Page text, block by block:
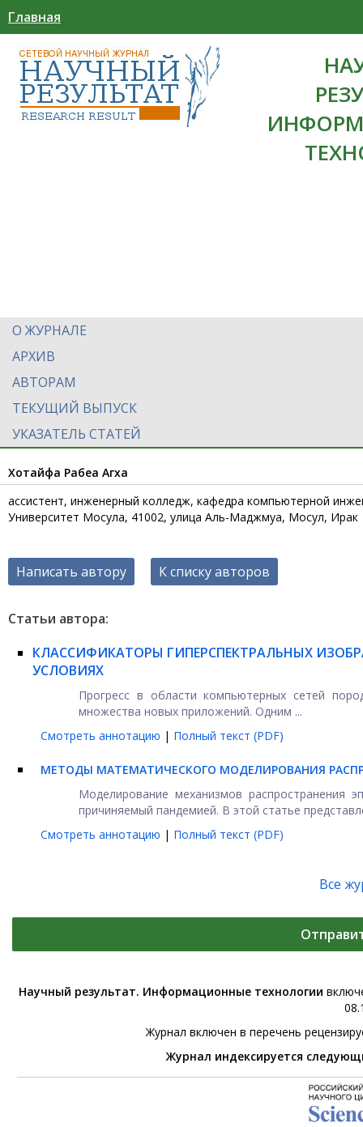
Главная
О ЖУРНАЛЕ
АРХИВ
АВТОРАМ
ТЕКУЩИЙ ВЫПУСК
УКАЗАТЕЛЬ СТАТЕЙ
Хотайфа Рабеа Агха
ассистент, инженерный колледж, кафедра компьютерной
Университет Мосула, 41002, улица Аль-Маджмуа, Мосул, Ирак
Написать автору К списку авторов
Статьи автора:
КЛАССИФИКАТОРЫ ГИПЕРСПЕКТРАЛЬНЫХ
УСЛОВИЯХ
Прогресс в области компьютерных сетей
множества новых приложений. Одним ...
Смотреть аннотацию | Полный текст (PDF)
МЕТОДЫ МАТЕМАТИЧЕСКОГО МОДЕЛИРОВАНИЯ
Моделирование механизмов распространения
причиняемый пандемией. В этой статье
Смотреть аннотацию | Полный текст (PDF)
Все
Научный результат. Информационные технологии
Журнал включен в перечень
Журнал индексируется